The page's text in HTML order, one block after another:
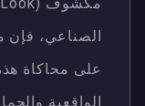
الصناعي، فإن
على محاكاة
الواقعية